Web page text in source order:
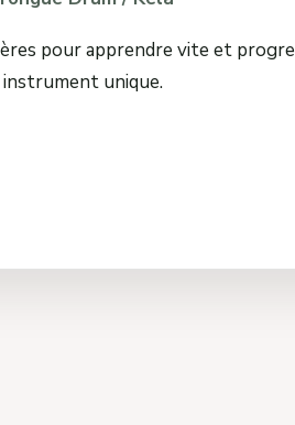
pour apprendre vite et
unique.